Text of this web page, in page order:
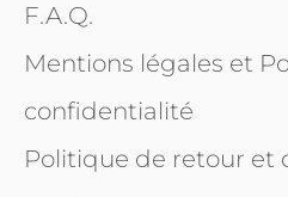
F.A.Q.
Mentions légales et
confidentialité
Politique de retour et